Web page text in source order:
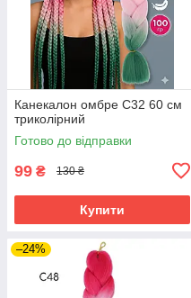
Канекалон омбре C32 60 см
триколірний
Готово до відправки
99 ₴ 130 ₴
Купити
–24%